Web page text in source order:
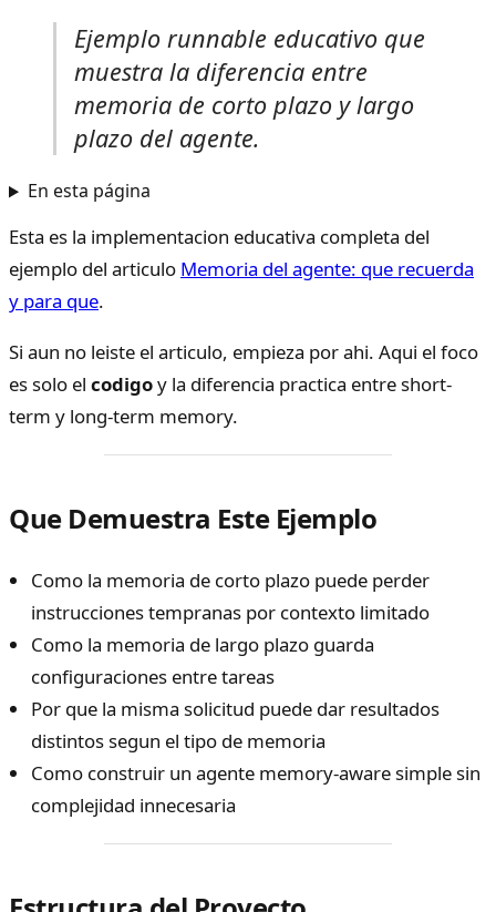
Ejemplo runnable educativo que
muestra la diferencia entre
memoria de corto plazo y largo
plazo del agente.
En esta página
Esta es la implementacion educativa completa del
ejemplo del articulo Memoria del agente: que recuerda
y para que.
Si aun no leiste el articulo, empieza por ahi. Aqui el foco
es solo el codigoy la diferencia practica entre short-
term y long-term memory.
Que Demuestra Este Ejemplo
Como la memoria de corto plazo puede perder
instrucciones tempranas por contexto limitado
Como la memoria de largo plazo guarda
configuraciones entre tareas
Por que la misma solicitud puede dar resultados
distintos segun el tipo de memoria
Como construir un agente memory-aware simple sin
complejidad innecesaria